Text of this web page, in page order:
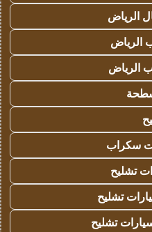
الرياض
الرياض
سكراب
تشليح
تشليح
تشليح